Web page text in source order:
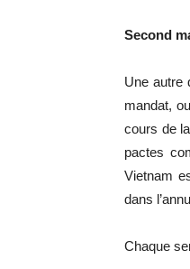
Second
Une autre
mandat,
cours de
pactes
Vietnam
dans
Chaque